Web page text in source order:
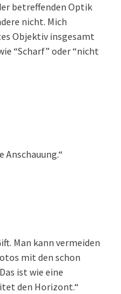
betreffenden Optik
nicht. Mich
Objektiv insgesamt
“Scharf” oder “nicht
Anschauung.“
Man kann vermeiden
mit den schon
ist wie eine
den Horizont.“